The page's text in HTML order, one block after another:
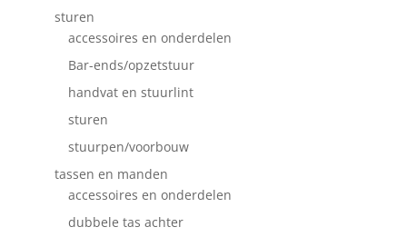
sturen
accessoires en onderdelen
Bar-ends/opzetstuur
handvat en stuurlint
sturen
stuurpen/voorbouw
tassen en manden
accessoires en onderdelen
dubbele tas achter